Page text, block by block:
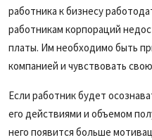
работника к бизнесу
работникам корпораций
платы. Им необходимо быть
компанией и чувствовать
Если работник будет
его действиями и объемом
него появится больше